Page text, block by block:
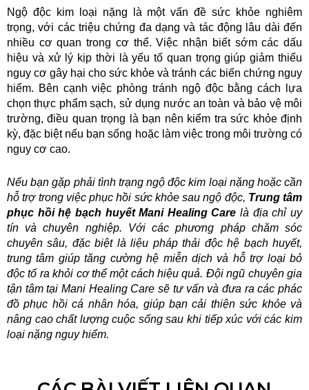
Ngộ độc kim loại nặng là một vấn đề sức khỏe nghiêm
trọng, với các triệu chứng đa dạng và tác động lâu dài đến
nhiều cơ quan trong cơ thể. Việc nhận biết sớm các dấu
hiệu và xử lý kịp thời là yếu tố quan trọng giúp giảm thiểu
nguy cơ gây hại cho sức khỏe và tránh các biến chứng nguy
hiểm. Bên cạnh việc phòng tránh ngộ độc bằng cách lựa
chọn thực phẩm sạch, sử dụng nước an toàn và bảo vệ môi
trường, điều quan trọng là bạn nên kiểm tra sức khỏe định
kỳ, đặc biệt nếu bạn sống hoặc làm việc trong môi trường có
nguy cơ cao.
Nếu bạn gặp phải tình trạng ngộ độc kim loại nặng hoặc cần
hỗ trợ trong việc phục hồi sức khỏe sau ngộ độc, Trung tâm
phục hồi hệ bạch huyết Mani Healing Care là địa chỉ uy
tín và chuyên nghiệp. Với các phương pháp chăm sóc
chuyên sâu, đặc biệt là liệu pháp thải độc hệ bạch huyết,
trung tâm giúp tăng cường hệ miễn dịch và hỗ trợ loại bỏ
độc tố ra khỏi cơ thể một cách hiệu quả. Đội ngũ chuyên gia
tận tâm tại Mani Healing Care sẽ tư vấn và đưa ra các phác
đồ phục hồi cá nhân hóa, giúp bạn cải thiện sức khỏe và
nâng cao chất lượng cuộc sống sau khi tiếp xúc với các kim
loại nặng nguy hiểm.